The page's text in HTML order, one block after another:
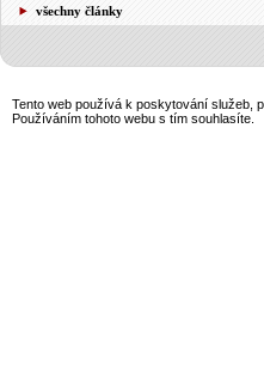
všechny články
Tento web používá k poskytování služeb,
Používáním tohoto webu s tím souhlasíte.